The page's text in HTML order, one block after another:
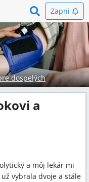
Zapni
dospelých
a
a môj lekár mi
vybrala dvoje a stále